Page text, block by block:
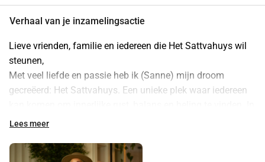
Verhaal van je inzamelingsactie
Lieve vrienden, familie en iedereen die Het Sattvahuys wil
steunen,
Met veel liefde en passie heb ik (Sanne) mijn droom
gecreëerd: Het Sattvahuys. Een unieke plek waar iedereen
deze hectische wereld is het belangrijker dan ooit om
wat Het Sattvahuys biedt.
Lees meer